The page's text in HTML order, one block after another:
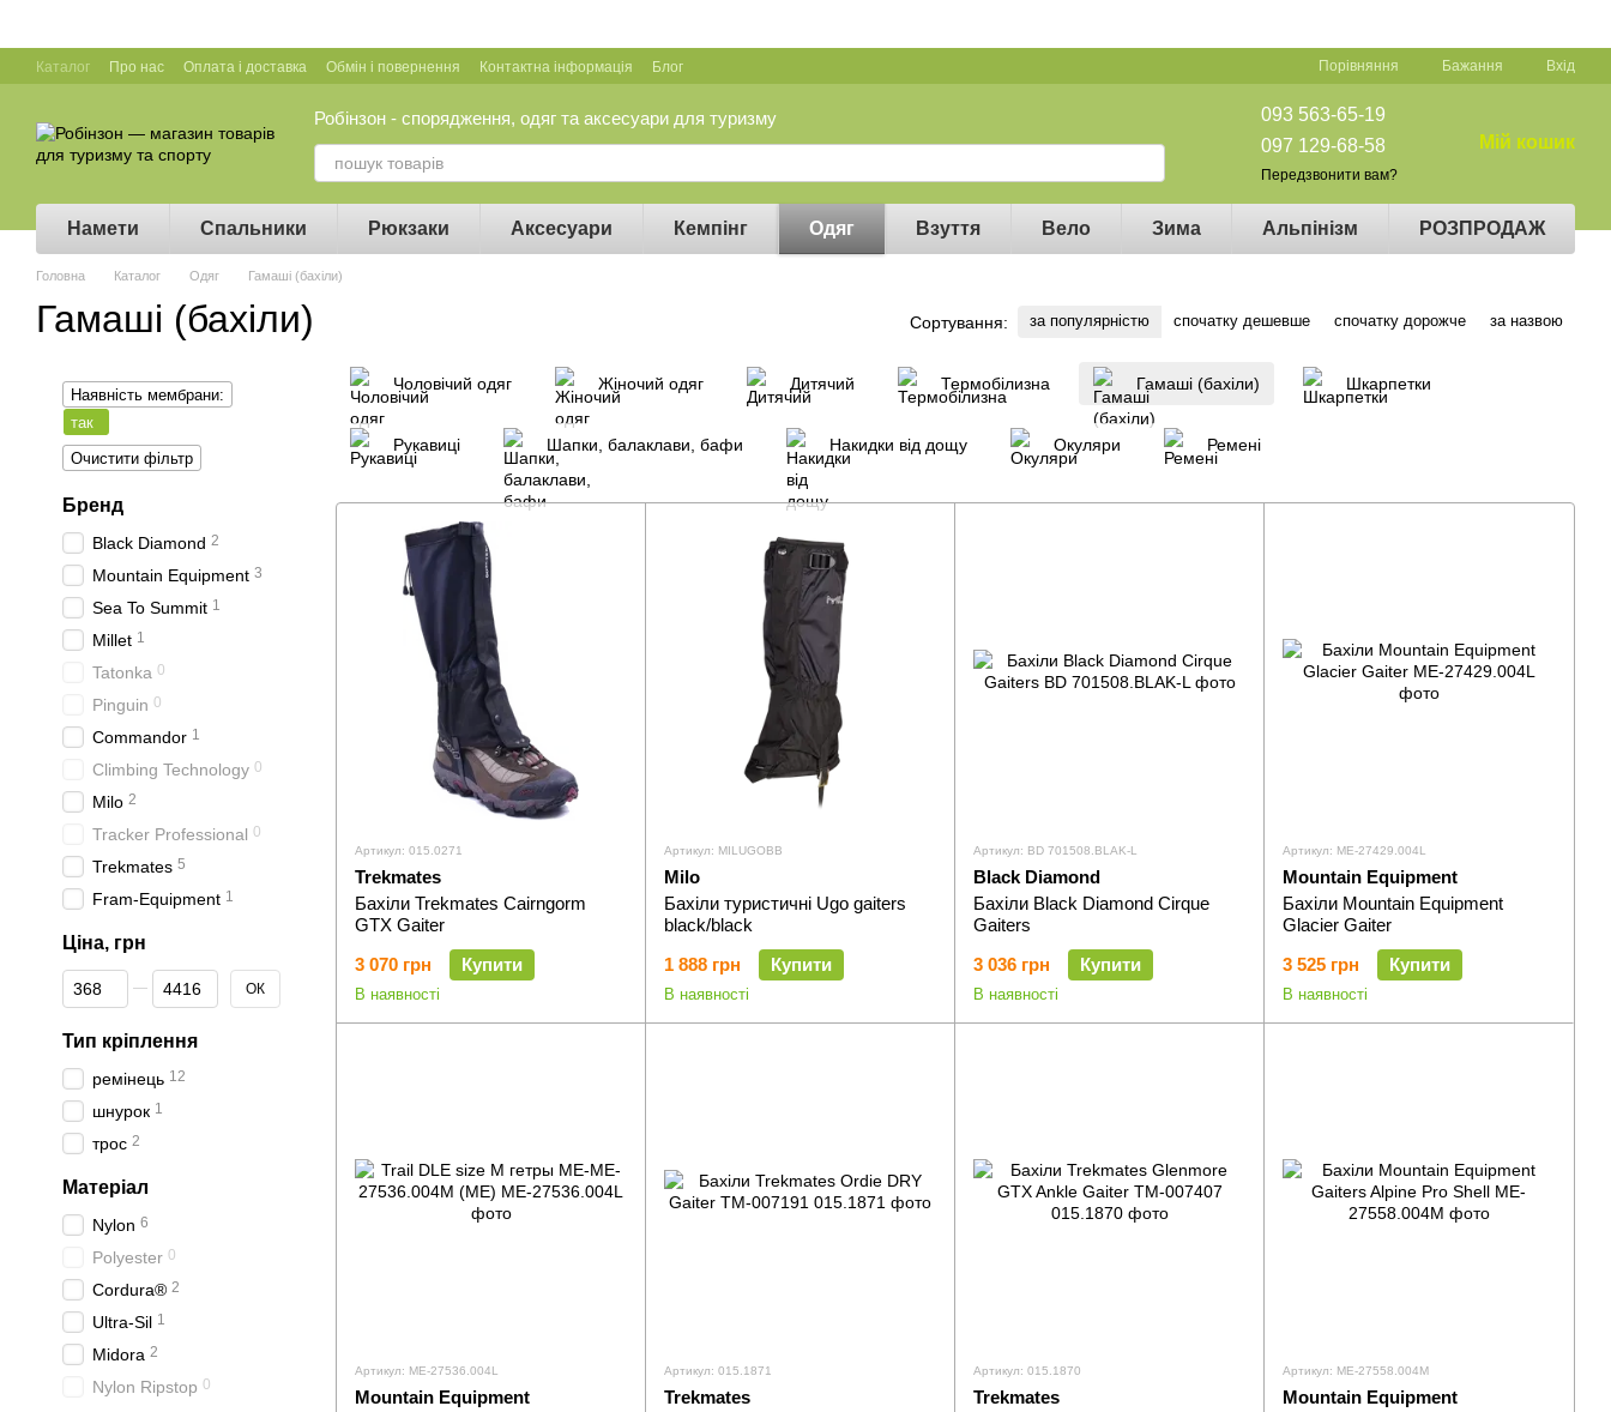
Каталог Про нас Оплата і доставка Обмін і повернення Контактна інформація Блог Порівняння Бажання Вхід
Робінзон - спорядження, одяг та аксесуари для туризму
093 563-65-19
097 129-68-58
Передзвонити вам?
Мій кошик
Намети Спальники Рюкзаки Аксесуари Кемпінг Одяг Взуття Вело Зима Альпінізм РОЗПРОДАЖ
Головна Каталог Одяг Гамаші (бахіли)
Гамаші (бахіли) Сортування: за популярністю спочатку дешевше спочатку дорожче за назвою
Чоловічий одяг Жіночий одяг Дитячий Термобілизна Гамаші (бахіли) Шкарпетки
Рукавиці Шапки, балаклави, бафи Накидки від дощу Окуляри Ремені
Артикул: 015.0271
Trekmates
Бахіли Trekmates Cairngorm
GTX Gaiter
3 070 грн
Купити
В наявності
Артикул: MILUGOBB
Milo
Бахіли туристичні Ugo gaiters
black/black
1 888 грн
Купити
В наявності
Артикул: BD 701508.BLAK-L
Black Diamond
Бахіли Black Diamond Cirque
Gaiters
3 036 грн
Купити
В наявності
Артикул: ME-27429.004L
Mountain Equipment
Бахіли Mountain Equipment
Glacier Gaiter
3 525 грн
Купити
В наявності
Артикул: ME-27536.004L
Mountain Equipment
Артикул: 015.1871
Trekmates
Артикул: 015.1870
Trekmates
Артикул: ME-27558.004M
Mountain Equipment
Наявність мембрани:
так
Очистити фільтр
Бренд
Black Diamond 2
Mountain Equipment 3
Sea To Summit 1
Millet 1
Tatonka 0
Pinguin 0
Commandor 1
Climbing Technology 0
Milo 2
Tracker Professional 0
Trekmates 5
Fram-Equipment 1
Ціна, грн
Від Ціна, грн
До Ціна, грн ОК
Тип кріплення
ремінець 12
шнурок 1
трос 2
Матеріал
Nylon 6
Polyester 0
Cordura® 2
Ultra-Sil 1
Midora 2
Nylon Ripstop 0